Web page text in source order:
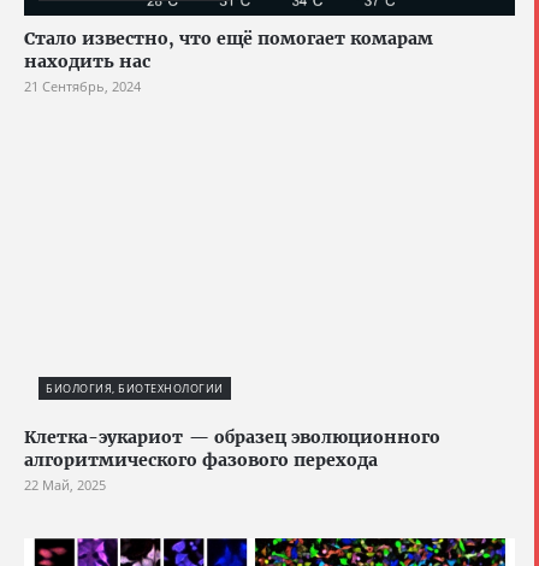
Стало известно, что ещё помогает комарам
находить нас
21 Сентябрь, 2024
БИОЛОГИЯ, БИОТЕХНОЛОГИИ
Клетка-эукариот — образец эволюционного
алгоритмического фазового перехода
22 Май, 2025